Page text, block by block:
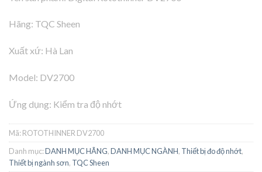
Hãng: TQC Sheen
Xuất xứ: Hà Lan
Model: DV2700
Ứng dụng: Kiểm tra độ nhớt
Mã: ROTOTHINNER DV2700
Danh mục:DANH MỤC HÃNG,DANH MỤC NGÀNH, Thiết bị đo độ nhớt,
Thiết bị ngành sơn, TQC Sheen